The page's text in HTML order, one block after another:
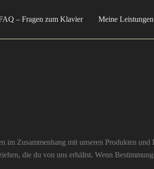
– Fragen zum Klavier Meine Leistungen
Zusammenhang mit unseren Produkten
die du von uns erhältst. Wenn